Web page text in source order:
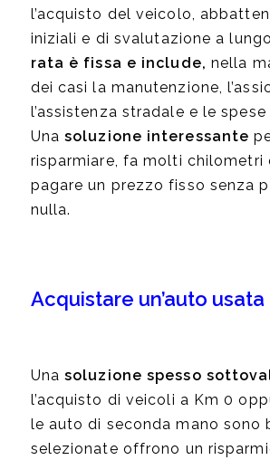
l’acquisto del veicolo,
iniziali e di svalutazione a
rata è fissa e include, nella
dei casi la manutenzione,
l’assistenza stradale e le
Una soluzione interessante
risparmiare, fa molti chilometri
pagare un prezzo fisso senza
nulla.
Acquistare un’auto usata
Una soluzione spesso
l’acquisto di veicoli a Km 0
le auto di seconda mano sono
selezionate offrono un